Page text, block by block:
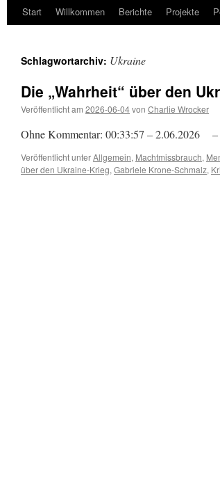
Start Willkommen Berichte Projekte
Schlagwortarchiv: Ukraine
Die „Wahrheit“ über den
Veröffentlicht am 2026-06-04von Charlie Wrocker
Ohne Kommentar: 00:33:57 – 2.06.2026
Veröffentlicht unterAllgemein, Machtmissbrauch,
über den Ukraine-Krieg, Gabriele Krone-Schmalz,